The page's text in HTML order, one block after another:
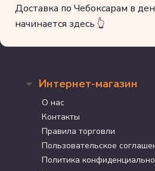
Доставка по Чебоксарам в
начинается здесь 👆
Интернет-магазин
О нас
Контакты
Правила торговли
Пользовательское
Политика